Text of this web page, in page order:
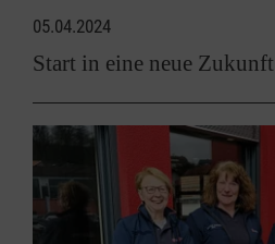
05.04.2024
Start in eine neue Zukunft